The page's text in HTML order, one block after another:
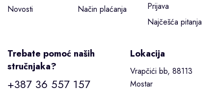
Novosti
Način plaćanja
Prijava
Najčešća pitanja
Trebate pomoć naših
stručnjaka?
+387 36 557 157
Lokacija
Vrapčići bb, 88113
Mostar